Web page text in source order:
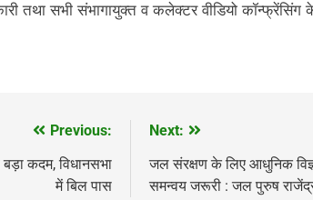
तथा सभी संभागायुक्त व कलेक्टर वीडियो
Previous:
कदम, विधानसभा
में बिल पास
Next:
जल संरक्षण के लिए आधुनिक
समन्वय जरूरी : जल पुरुष